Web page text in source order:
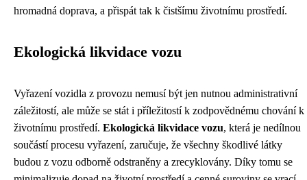
hromadná doprava, a přispát tak k čistšímu životnímu prostředí.
Ekologická likvidace vozu
Vyřazení vozidla z provozu nemusí být jen nutnou administrativní
záležitostí, ale může se stát i příležitostí k zodpovědnému chování k
životnímu prostředí. Ekologická likvidace vozu, která je nedílnou
součástí procesu vyřazení, zaručuje, že všechny škodlivé látky
budou z vozu odborně odstraněny a zrecyklovány. Díky tomu se